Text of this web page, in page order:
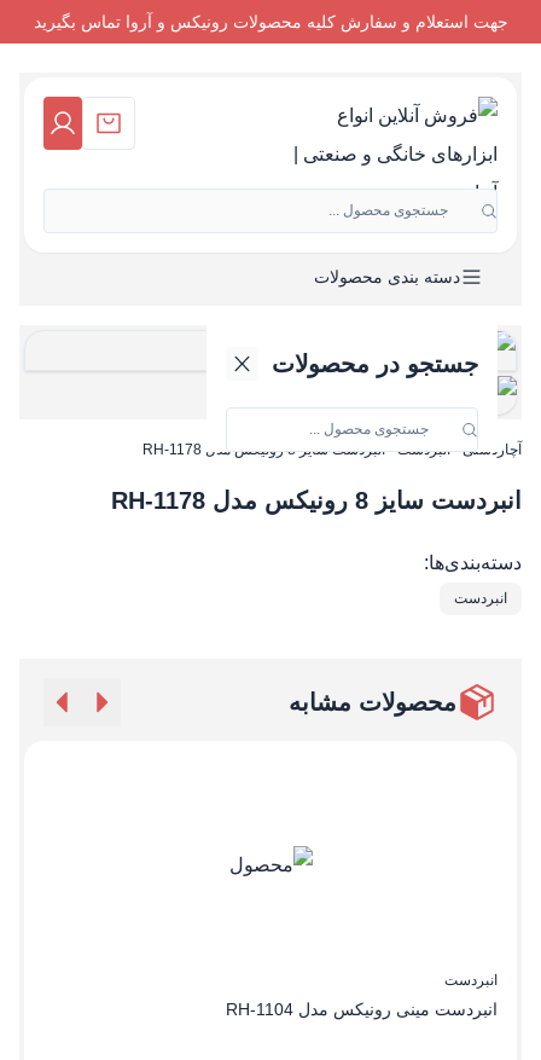
جهت استعلام و سفارش کلیه محصولات رونیکس و آروا تماس بگیرید
جستجوی محصول ...
جستجو در محصولات
دسته بندی محصولات
آچاردستی-انبردست-انبردست سایز 8 رونیکس مدل RH-1178
انبردست سایز 8 رونیکس مدل RH-1178
دسته‌بندی‌ها:
انبردست
محصولات مشابه
انبردست
انبردست مینی رونیکس مدل RH-1104